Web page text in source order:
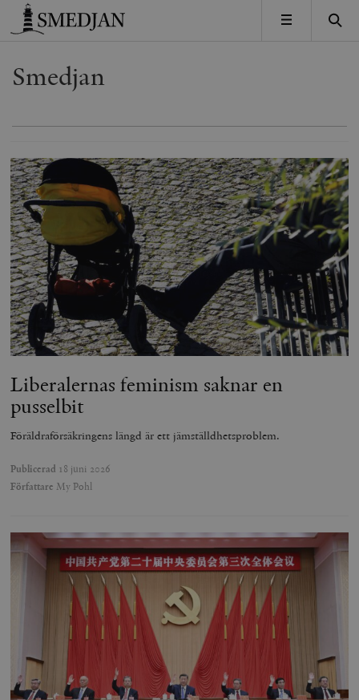
Timbro
MENY
Smedjan
Liberalernas feminism saknar en
pusselbit
Föräldraförsäkringens längd är ett jämställdhetsproblem.
Publicerad 18 juni 2026
Författare My Pohl